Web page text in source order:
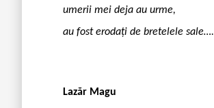
umerii mei deja au urme,
au fost erodați de bretelele sale….
Lazăr Magu